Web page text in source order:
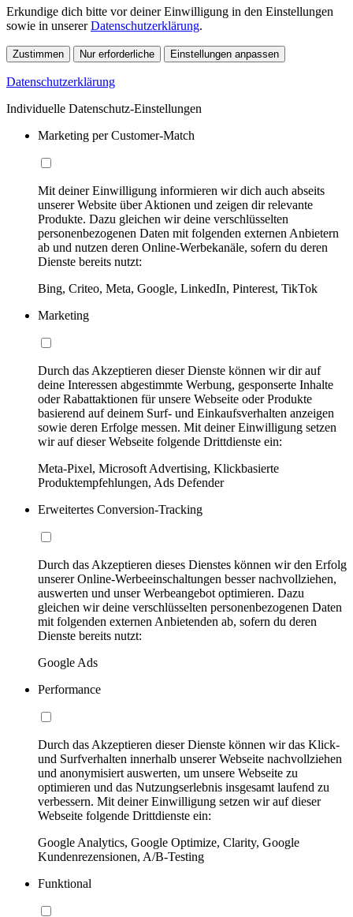
Erkundige dich bitte vor deiner Einwilligung in den Einstellungen
sowie in unsererDatenschutzerklärung.
Zustimmen Nur erforderliche Einstellungen anpassen
Datenschutzerklärung
Individuelle Datenschutz-Einstellungen
Marketing per Customer-Match
Mit deiner Einwilligung informieren wir dich auch abseits
unserer Website über Aktionen und zeigen dir relevante
Produkte. Dazu gleichen wir deine verschlüsselten
personenbezogenen Daten mit folgenden externen Anbietern
ab und nutzen deren Online-Werbekanäle, sofern du deren
Dienste bereits nutzt:
Bing, Criteo, Meta, Google, LinkedIn, Pinterest, TikTok
Marketing
Durch das Akzeptieren dieser Dienste können wir dir auf
deine Interessen abgestimmte Werbung, gesponserte Inhalte
oder Rabattaktionen für unsere Webseite oder Produkte
basierend auf deinem Surf- und Einkaufsverhalten anzeigen
sowie deren Erfolge messen. Mit deiner Einwilligung setzen
wir auf dieser Webseite folgende Drittdienste ein:
Meta-Pixel, Microsoft Advertising, Klickbasierte
Produktempfehlungen, Ads Defender
Erweitertes Conversion-Tracking
Durch das Akzeptieren dieses Dienstes können wir den Erfolg
unserer Online-Werbeeinschaltungen besser nachvollziehen,
auswerten und unser Werbeangebot optimieren. Dazu
gleichen wir deine verschlüsselten personenbezogenen Daten
mit folgenden externen Anbietenden ab, sofern du deren
Dienste bereits nutzt:
Google Ads
Performance
Durch das Akzeptieren dieser Dienste können wir das Klick-
und Surfverhalten innerhalb unserer Webseite nachvollziehen
und anonymisiert auswerten, um unsere Webseite zu
optimieren und das Nutzungserlebnis insgesamt laufend zu
verbessern. Mit deiner Einwilligung setzen wir auf dieser
Webseite folgende Drittdienste ein:
Google Analytics, Google Optimize, Clarity, Google
Kundenrezensionen, A/B-Testing
Funktional